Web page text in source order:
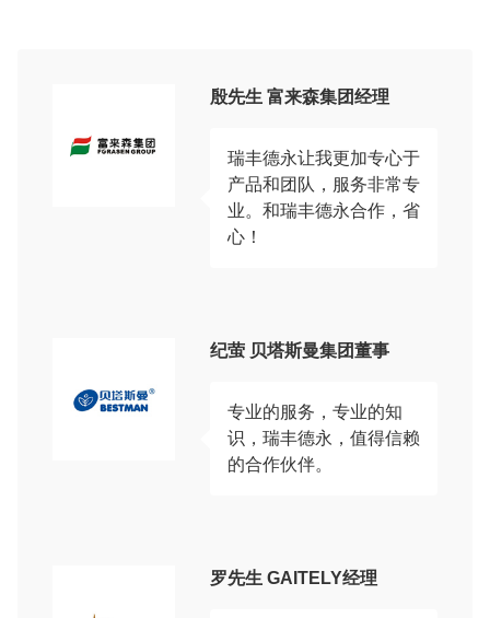
殷先生 富来森集团经理
瑞丰德永让我更加专心于
产品和团队，服务非常专
业。和瑞丰德永合作，省
心！
纪萤 贝塔斯曼集团董事
专业的服务，专业的知
识，瑞丰德永，值得信赖
的合作伙伴。
罗先生 GAITELY经理